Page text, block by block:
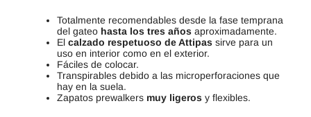
Totalmente recomendables desde la fase temprana
del gateo hasta los tres años aproximadamente.
El calzado respetuoso de Attipas sirve para un
uso en interior como en el exterior.
Fáciles de colocar.
Transpirables debido a las microperforaciones que
hay en la suela.
Zapatos prewalkers muy ligeros y flexibles.